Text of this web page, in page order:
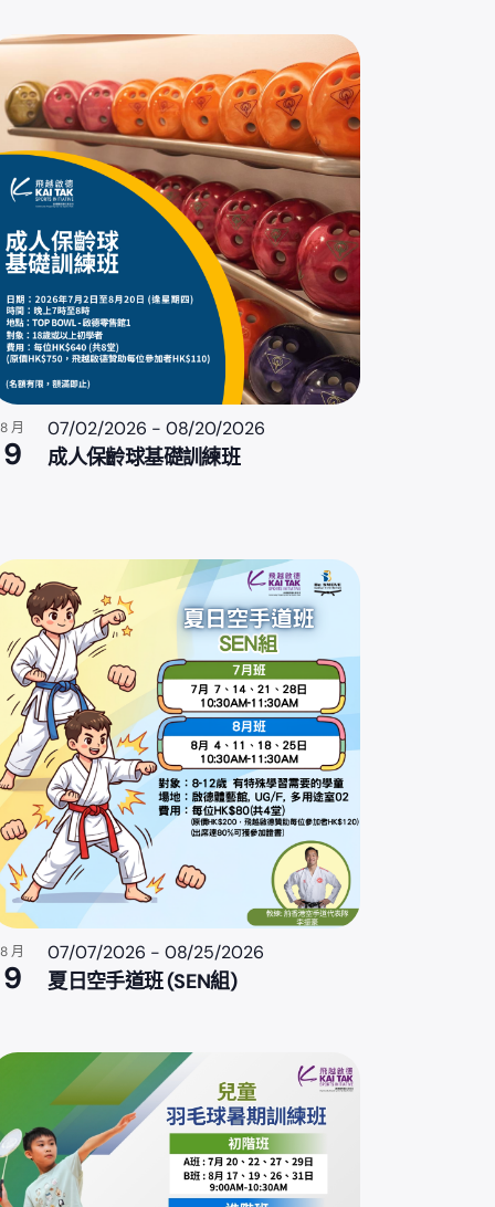
8 月
9
07/02/2026 -08/20/2026
成人保齡球基礎訓練班
8 月
9
07/07/2026 -08/25/2026
夏日空手道班 (SEN組)